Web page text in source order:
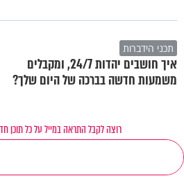
תכני הידברות
איך חושבים יהדות 24/7, ומקבלים
משמעות חדשה בברכה של היום שלך?
רוצה לקבל התראה במייל על כל תוכן